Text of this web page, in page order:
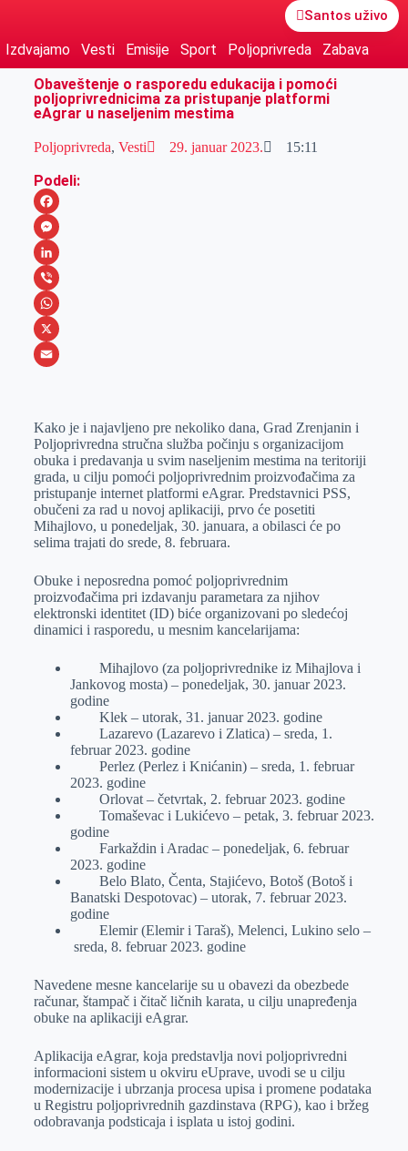
Santos uživo
Izdvajamo Vesti Emisije Sport Poljoprivreda
Zabava
Obaveštenje o rasporedu edukacija i pomoći
poljoprivrednicima za pristupanje platformi
eAgrar u naseljenim mestima
Poljoprivreda, Vesti 29. januar 2023. 15:11
Podeli:
F
a
c
e
b
o
M
e
s
s
e
e
r
L
i
n
k
I
n
V
i
b
W
h
s
A
p
p
X
a
i
l
Kako je i najavljeno pre nekoliko dana, Grad Zrenjanin i
Poljoprivredna stručna služba počinju s organizacijom
obuka i predavanja u svim naseljenim mestima na teritoriji
grada, u cilju pomoći poljoprivrednim proizvođačima za
pristupanje internet platformi eAgrar. Predstavnici PSS,
obučeni za rad u novoj aplikaciji, prvo će posetiti
Mihajlovo, u ponedeljak, 30. januara, a obilasci će po
selima trajati do srede, 8. februara.
Obuke i neposredna pomoć poljoprivrednim
proizvođačima pri izdavanju parametara za njihov
elektronski identitet (ID) biće organizovani po sledećoj
dinamici i rasporedu, u mesnim kancelarijama:
Mihajlovo (za poljoprivrednike iz Mihajlova i
Jankovog mosta) – ponedeljak, 30. januar 2023.
godine
Klek – utorak, 31. januar 2023. godine
Lazarevo (Lazarevo i Zlatica) – sreda, 1.
februar 2023. godine
Perlez (Perlez i Knićanin) – sreda, 1. februar
2023. godine
Orlovat – četvrtak, 2. februar 2023. godine
Tomaševac i Lukićevo – petak, 3. februar 2023.
godine
Farkaždin i Aradac – ponedeljak, 6. februar
2023. godine
Belo Blato, Čenta, Stajićevo, Botoš (Botoš i
Banatski Despotovac) – utorak, 7. februar 2023.
godine
Elemir (Elemir i Taraš), Melenci, Lukino selo –
sreda, 8. februar 2023. godine
Navedene mesne kancelarije su u obavezi da obezbede
računar, štampač i čitač ličnih karata, u cilju unapređenja
obuke na aplikaciji eAgrar.
Aplikacija eAgrar, koja predstavlja novi poljoprivredni
informacioni sistem u okviru eUprave, uvodi se u cilju
modernizacije i ubrzanja procesa upisa i promene podataka
u Registru poljoprivrednih gazdinstava (RPG), kao i bržeg
odobravanja podsticaja i isplata u istoj godini.